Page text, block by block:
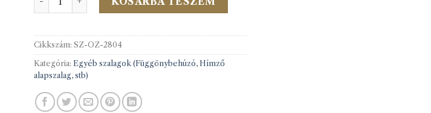
Cikkszám: SZ-OZ-2804
Kategória: Egyéb szalagok (Függönybehúzó, Hímző
alapszalag, stb)